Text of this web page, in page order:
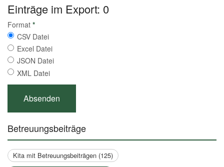
Einträge im Export: 0
Format *
CSV Datei
Excel Datei
JSON Datei
XML Datei
Betreuungsbeiträge
Kita mit Betreuungsbeiträgen (125)